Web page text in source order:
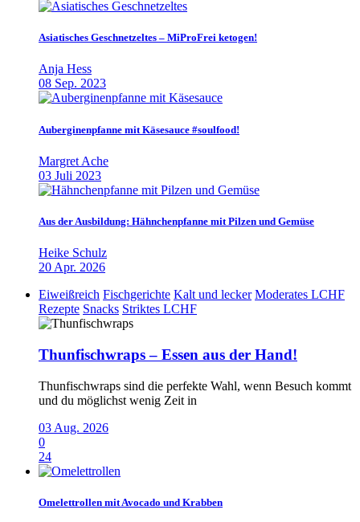
Asiatisches Geschnetzeltes – MiProFrei ketogen!
Anja Hess
08 Sep. 2023
Auberginenpfanne mit Käsesauce #soulfood!
Margret Ache
03 Juli 2023
Aus der Ausbildung: Hähnchenpfanne mit Pilzen und Gemüse
Heike Schulz
20 Apr. 2026
Eiweißreich Fischgerichte Kalt und lecker Moderates LCHF
Rezepte Snacks Striktes LCHF
Thunfischwraps – Essen aus der Hand!
Thunfischwraps sind die perfekte Wahl, wenn Besuch kommt
und du möglichst wenig Zeit in
03 Aug. 2026
0
24
Omelettrollen mit Avocado und Krabben